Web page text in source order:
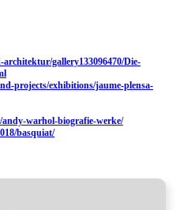
gallery133096470/Die-
projects/exhibitions/jaume-plensa-
warhol-biografie-werke/
basquiat/